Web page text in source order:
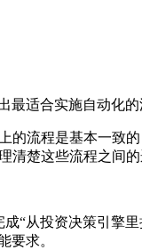
最适合实施自动化
的流程是基本一致
清楚这些流程之间
“从投资决策引擎
要求。